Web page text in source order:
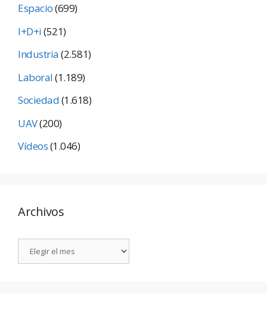
Espacio(699)
I+D+i(521)
Industria(2.581)
Laboral(1.189)
Sociedad(1.618)
UAV(200)
Vídeos(1.046)
Archivos